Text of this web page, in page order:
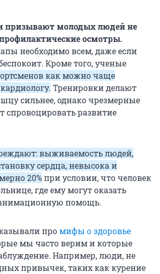
призывают молодых людей не
осмотры.
необходимо всем, даже если
Кроме того, ученые
как можно чаще
Тренировки делают
сильнее, однако чрезмерные
спровоцировать развитие
выживаемость людей,
сердца, невысока и
20%при условии, что человек
где ему могут оказать
помощь.
промифы о здоровье
мы часто верим и которые
Например, люди, не
привычек, таких как курение